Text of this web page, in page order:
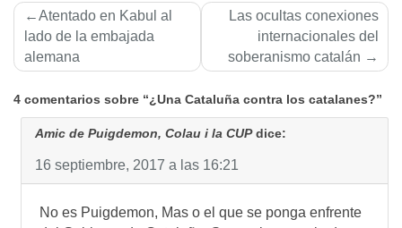
Navegación
de
entradas
Atentado en Kabul al
lado de la embajada
alemana
Las ocultas conexiones
internacionales del
soberanismo catalán
4 comentarios sobre “¿Una Cataluña contra los catalanes?”
Amic de Puigdemon, Colau i la CUP dice:
16 septiembre, 2017 a las 16:21
No es Puigdemon, Mas o el que se ponga enfrente